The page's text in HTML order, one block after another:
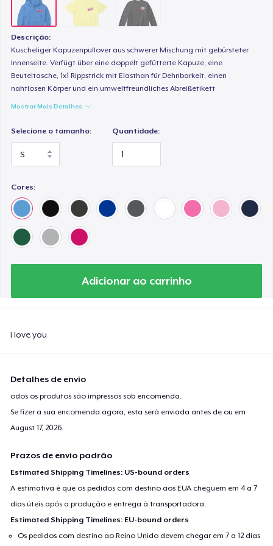
Descrição:
Kuscheliger Kapuzenpullover aus schwerer Mischung mit gebürsteter
Innenseite. Verfügt über eine doppelt gefütterte Kapuze, eine
Beuteltasche, 1x1 Rippstrick mit Elasthan für Dehnbarkeit, einen
nahtlosen Körper und ein umweltfreundliches Abreißetikett
Mostrar Mais Detalhes
Selecione o tamanho: Quantidade:
Cores:
Adicionar ao carrinho
i love you
Detalhes de envio
odos os produtos são impressos sob encomenda.
Se fizer a sua encomenda agora, esta será enviada antes de ou em
August 17, 2026
Prazos de envio padrão
Estimated Shipping Timelines: US-bound orders
A estimativa é que os pedidos com destino aos EUA cheguem em 4 a 7
dias úteis após a produção e entrega à transportadora.
Estimated Shipping Timelines: EU-bound orders
Os pedidos com destino ao Reino Unido devem chegar em 7 a 12 dias